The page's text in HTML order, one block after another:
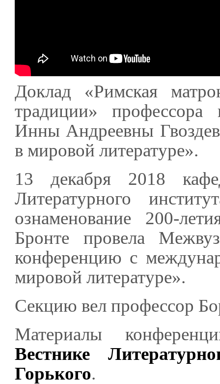
Доклад «Римская
традиции»
Инны Андреевны
в мировой литературе».
13 декабря 2018
Литературного
ознаменование 200-
Бронте провела
конференцию с
мировой литературе».
Секцию вел профессор
Материалы
Вестнике
Горького.